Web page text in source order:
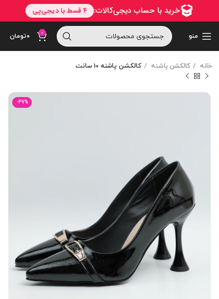
منو 0 ۰تومان
خانه کالکشن پاشنه کالکشن پاشنه 10 سانت
-47%